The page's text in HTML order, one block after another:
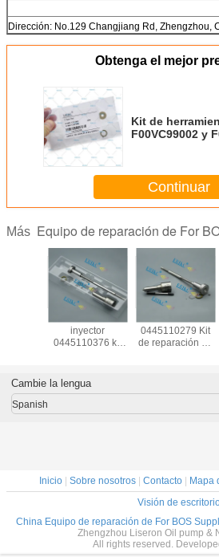
Dirección: No.129 Changjiang Rd, Zhengzhou,
Obtenga el mejor
Kit de
F00VC99002 y
C05 008 para
Continuar
Más Equipo de reparación de For
diésel
515
inyector
0445110376 kit
automóviles
boquilla
válvula de
0445110279 Kit
de reparación de
válvula de
F00VC01033
Cambie la lengua
Spanish
Inicio| Sobre nosotros| Contacto| Mapa
Visión de
China Equipo de reparación de For BOS
Zhengzhou Liseron Oil pump &
All rights reserved.